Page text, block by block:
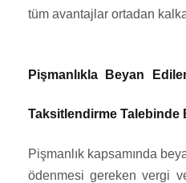
tüm avantajlar ortadan
Pişmanlıkla Beyan
Taksitlendirme Talebinde
Pişmanlık kapsamında
ödenmesi gereken vergi